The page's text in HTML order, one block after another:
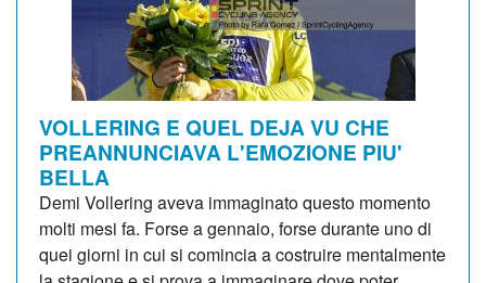
VOLLERING E QUEL DEJA VU CHE
PREANNUNCIAVA L'EMOZIONE PIU'
BELLA
Demi Vollering aveva immaginato questo momento
molti mesi fa. Forse a gennaio, forse durante uno di
quei giorni in cui si comincia a costruire mentalmente